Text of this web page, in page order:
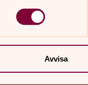
Avvisa
relationships”